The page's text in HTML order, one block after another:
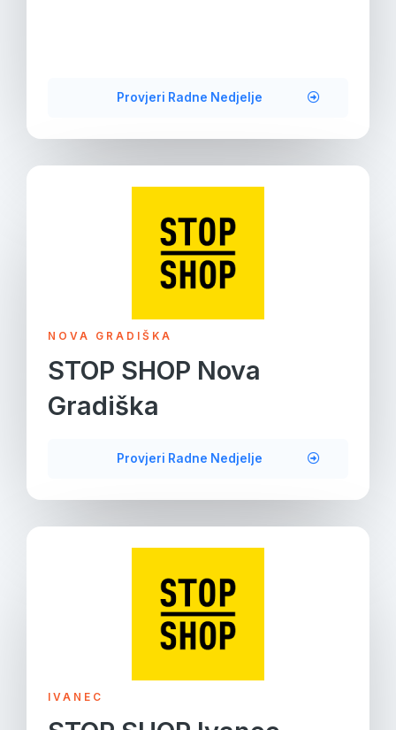
Provjeri Radne Nedjelje
NOVA GRADIŠKA
STOP SHOP Nova
Gradiška
Provjeri Radne Nedjelje
IVANEC